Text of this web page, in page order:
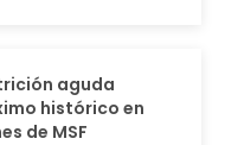
aguda
histórico en
de MSF